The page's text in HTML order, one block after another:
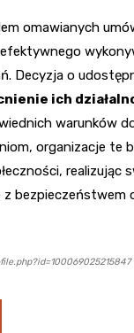
omawianych
Decyzja o
ich
warunków
organizacje te
realizując
bezpieczeństwem